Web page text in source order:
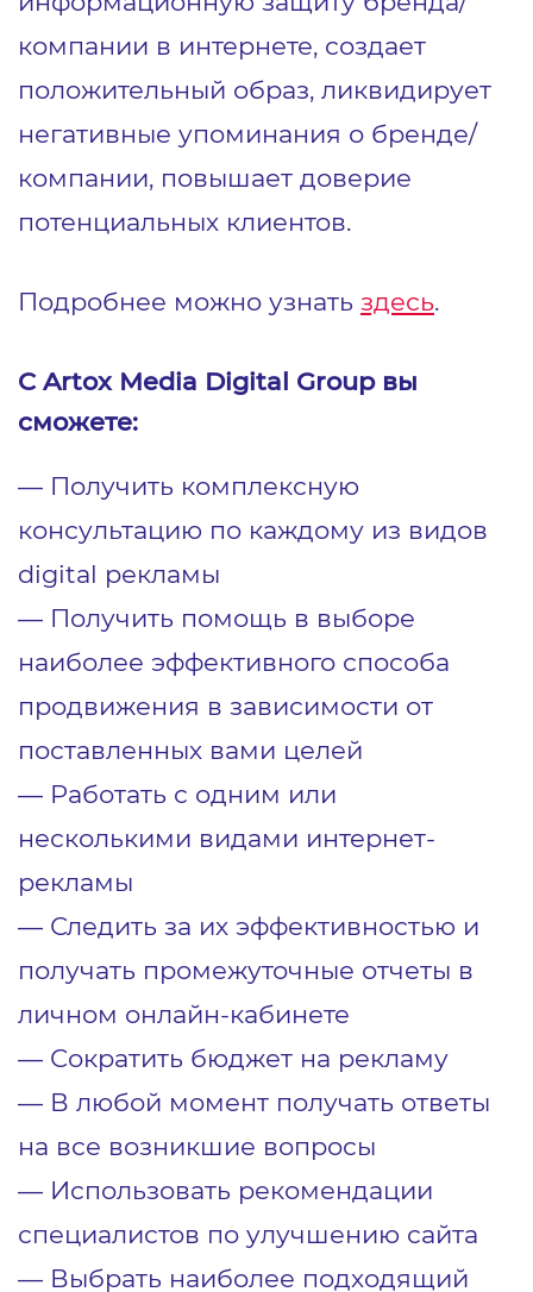
компании в интернете, создает
положительный образ, ликвидирует
негативные упоминания о бренде/
компании, повышает доверие
потенциальных клиентов.
Подробнее можно узнать здесь.
C Artox Media Digital Group вы
сможете:
― Получить комплексную
консультацию по каждому из видов
digital рекламы
― Получить помощь в выборе
наиболее эффективного способа
продвижения в зависимости от
поставленных вами целей
― Работать с одним или
несколькими видами интернет-
рекламы
― Следить за их эффективностью и
получать промежуточные отчеты в
личном онлайн-кабинете
― Сократить бюджет на рекламу
― В любой момент получать ответы
на все возникшие вопросы
― Использовать рекомендации
специалистов по улучшению сайта
― Выбрать наиболее подходящий